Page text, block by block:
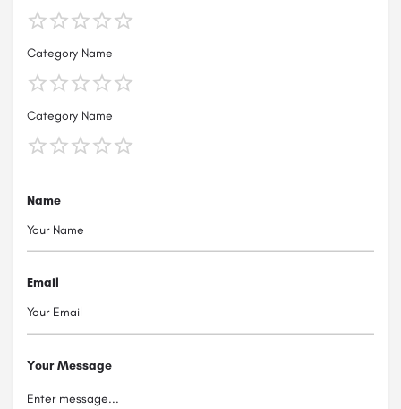
Category Name
Category Name
Name
Email
Your Message